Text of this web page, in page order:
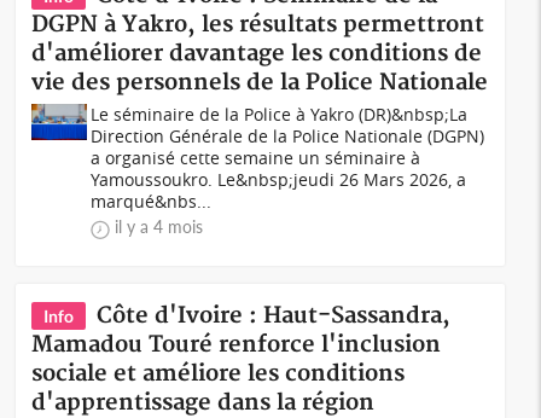
DGPN à Yakro, les résultats permettront
d'améliorer davantage les conditions de
vie des personnels de la Police Nationale
Le séminaire de la Police à Yakro (DR)&nbsp;La
Direction Générale de la Police Nationale (DGPN)
a organisé cette semaine un séminaire à
Yamoussoukro. Le&nbsp;jeudi 26 Mars 2026, a
marqué&nbs...
il y a 4 mois
Info
Côte d'Ivoire : Haut-Sassandra,
Mamadou Touré renforce l'inclusion
sociale et améliore les conditions
d'apprentissage dans la région